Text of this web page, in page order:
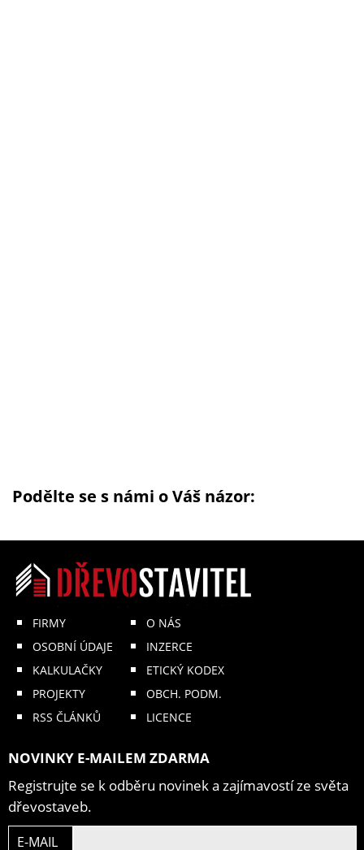
Podělte se s námi o Váš názor:
FIRMY
OSOBNÍ ÚDAJE
KALKULAČKY
PROJEKTY
RSS ČLÁNKŮ
O NÁS
INZERCE
ETICKÝ KODEX
OBCH. PODM.
LICENCE
NOVINKY E-MAILEM ZDARMA
Registrujte se k odběru novinek a zajímavostí ze světa
dřevostaveb.
E-MAIL